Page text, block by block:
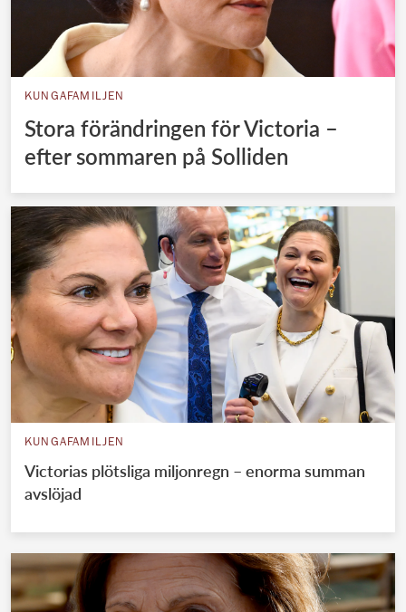
KUNGAFAMILJEN
Stora förändringen för Victoria –
efter sommaren på Solliden
KUNGAFAMILJEN
Victorias plötsliga miljonregn – enorma summan
avslöjad